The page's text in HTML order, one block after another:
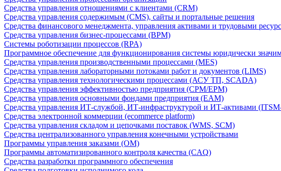
Средства управления отношениями с клиентами (CRM)
Средства управления содержимым (CMS), сайты и портальные решения
Средства финансового менеджмента, управления активами и трудовыми
Средства управления бизнес-процессами (BPM)
Системы роботизации процессов (RPA)
Программное обеспечение для функционирования системы юридически
Средства управления производственными процессами (MES)
Средства управления лабораторными потоками работ и документов (LIMS)
Средства управления технологическими процессами (АСУ ТП, SCADA)
Средства управления эффективностью предприятия (CPM/EPM)
Средства управления основными фондами предприятия (EAM)
Средства управления ИТ-службой, ИТ-инфраструктурой и ИТ-активами
Средства электронной коммерции (ecommerce platform)
Средства управления складом и цепочками поставок (WMS, SCM)
Средства централизованного управления конечными устройствами
Программы управления заказами (OM)
Программы автоматизированного контроля качества (CAQ)
Средства разработки программного обеспечения